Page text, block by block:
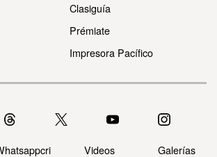
Clasiguía
Prémiate
Impresora Pacífico
Videos Galerías